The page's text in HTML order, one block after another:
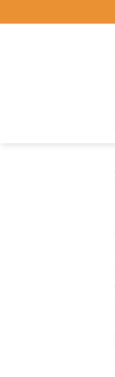
naar